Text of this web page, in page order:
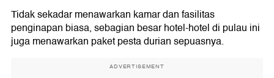
Tidak sekadar menawarkan kamar dan fasilitas
penginapan biasa, sebagian besar hotel-hotel di pulau ini
juga menawarkan paket pesta durian sepuasnya.
ADVERTISEMENT